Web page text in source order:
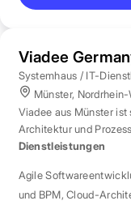
Viadee
Systemhaus / IT-
Münster,
Viadee aus Münster
Architektur und
Dienstleistungen
Agile
und BPM,Cloud-